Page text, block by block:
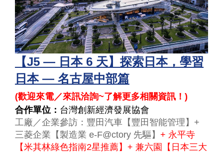
【J5 — 日本 6 天】探索日本，學習
日本 — 名古屋中部篇
(歡迎來電／來訊洽詢~了解更多相關資訊！ )
合作單位： 台灣創新經濟發展協會
工廠／企業參訪：豐田汽車【豐田智能管理】+
三菱企業【製造業 e-F@ctory 先驅】 + 永平寺
【米其林綠色指南2星推薦】+ 兼六園【日本三大